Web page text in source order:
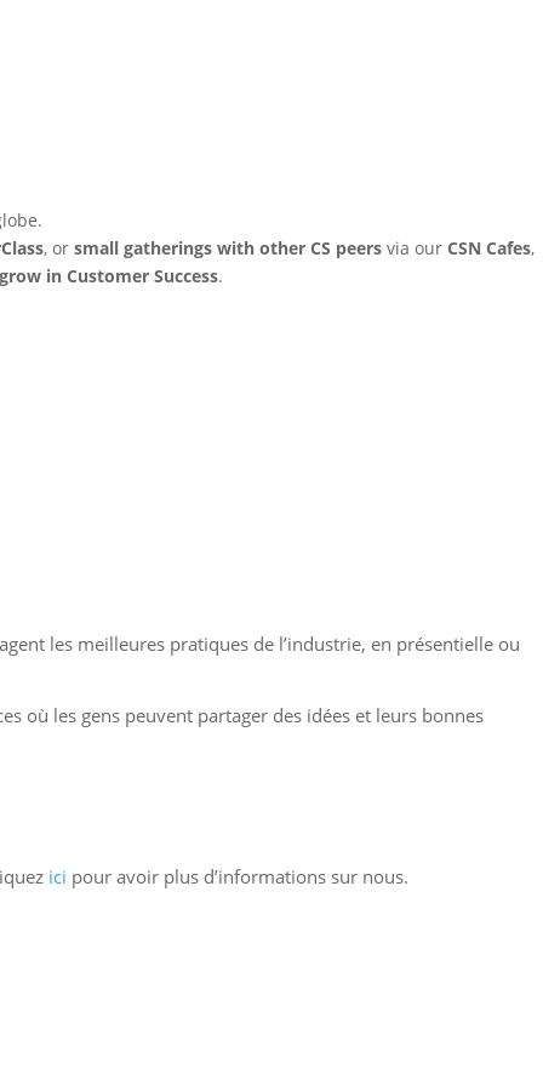
, or small gatherings with other CS peers via our CSN Cafes,
in Customer Success.
les meilleures pratiques de l’industrie, en présentielle ou
où les gens peuvent partager des idées et leurs bonnes
ici pour avoir plus d’informations sur nous.